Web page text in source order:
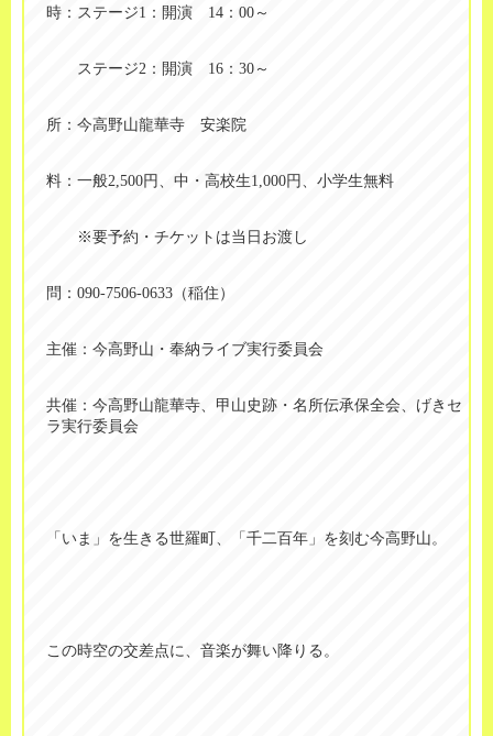
時：ステージ1：開演 14：00～
ステージ2：開演 16：30～
所：今高野山龍華寺 安楽院
料：一般2,500円、中・高校生1,000円、小学生無料
※要予約・チケットは当日お渡し
問：090-7506-0633（稲住）
主催：今高野山・奉納ライブ実行委員会
共催：今高野山龍華寺、甲山史跡・名所伝承保全会、げきセ
ラ実行委員会
「いま」を生きる世羅町、「千二百年」を刻む今高野山。
この時空の交差点に、音楽が舞い降りる。